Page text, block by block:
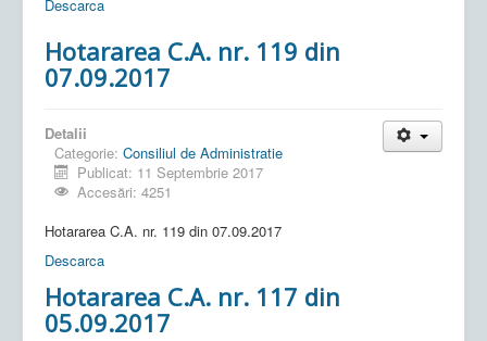
Descarca
Hotararea C.A. nr. 119 din
07.09.2017
Detalii
Categorie: Consiliul de Administratie
Publicat: 11 Septembrie 2017
Accesări: 4251
Hotararea C.A. nr. 119 din 07.09.2017
Descarca
Hotararea C.A. nr. 117 din
05.09.2017